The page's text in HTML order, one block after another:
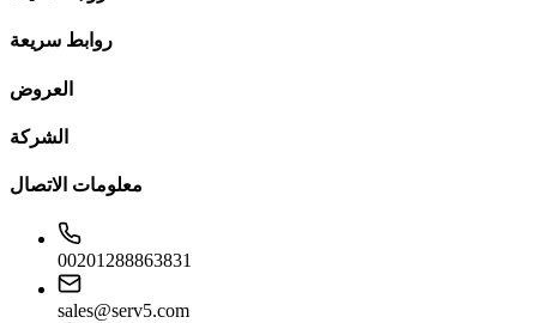
روابط سريعة
العروض
الشركة
معلومات الاتصال
00201288863831
sales@serv5.com